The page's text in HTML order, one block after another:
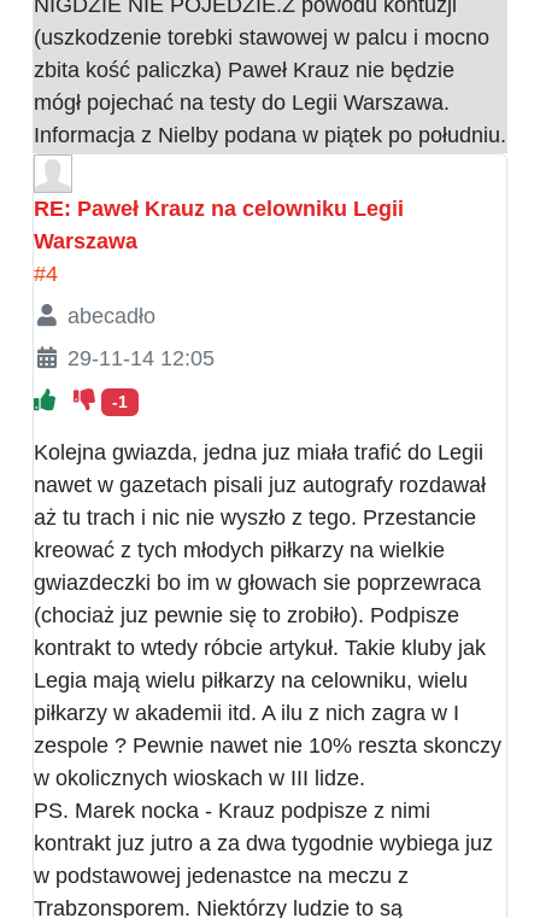
(uszkodzenie torebki stawowej w palcu i mocno
zbita kość paliczka) Paweł Krauz nie będzie
mógł pojechać na testy do Legii Warszawa.
Informacja z Nielby podana w piątek po południu.
RE: Paweł Krauz na celowniku Legii
Warszawa
#4
abecadło
29-11-14 12:05
-1
Kolejna gwiazda, jedna juz miała trafić do Legii
nawet w gazetach pisali juz autografy rozdawał
aż tu trach i nic nie wyszło z tego. Przestancie
kreować z tych młodych piłkarzy na wielkie
gwiazdeczki bo im w głowach sie poprzewraca
(chociaż juz pewnie się to zrobiło). Podpisze
kontrakt to wtedy róbcie artykuł. Takie kluby jak
Legia mają wielu piłkarzy na celowniku, wielu
piłkarzy w akademii itd. A ilu z nich zagra w I
zespole ? Pewnie nawet nie 10% reszta skonczy
w okolicznych wioskach w III lidze.
PS. Marek nocka - Krauz podpisze z nimi
kontrakt juz jutro a za dwa tygodnie wybiega juz
w podstawowej jedenastce na meczu z
Trabzonsporem. Niektórzy ludzie to są